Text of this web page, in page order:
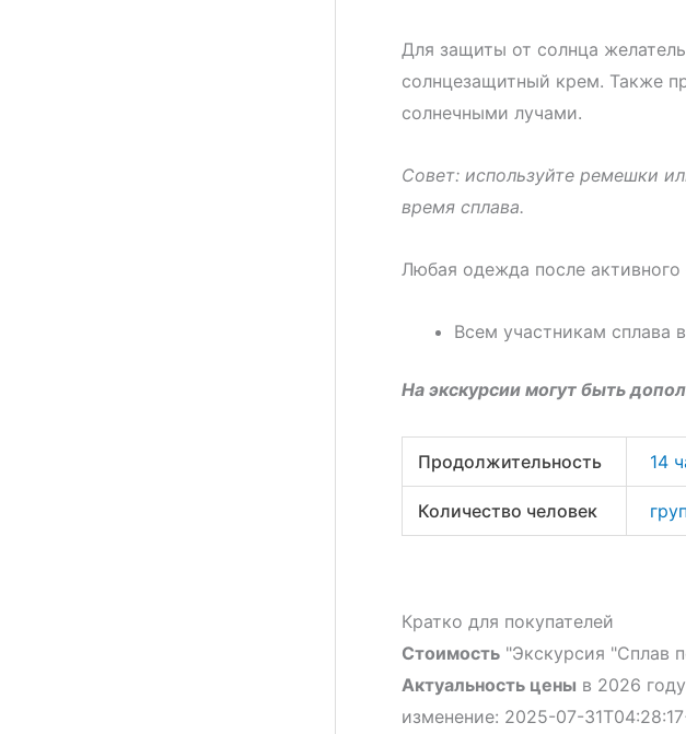
Для защиты от солнца
солнцезащитный крем. Также
солнечными лучами.
Совет: используйте ремешки
время сплава.
Любая одежда после
Всем участникам сплава
На экскурсии могут быть
Продолжительность 14
Количество человек
Кратко для покупателей
Стоимость"Экскурсия "Сплав
Актуальность цены в 2026
изменение: 2025-07-